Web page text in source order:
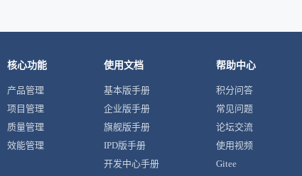
核心功能
产品管理
项目管理
质量管理
效能管理
使用文档
基本版手册
企业版手册
旗舰版手册
IPD版手册
开发中心手册
帮助中心
积分问答
常见问题
论坛交流
使用视频
Gitee